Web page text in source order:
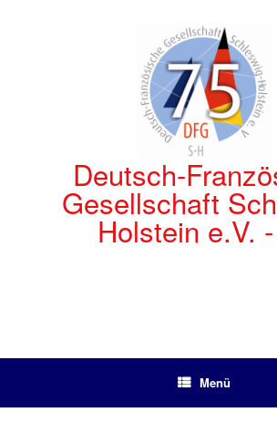
Deutsch-
Gesellschaft
Holstein e.V.
Menü